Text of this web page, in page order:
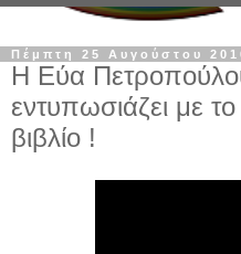
Πέμπτη 25 Αυγούστου
H Εύα
εντυπωσιάζει με
βιβλίο !